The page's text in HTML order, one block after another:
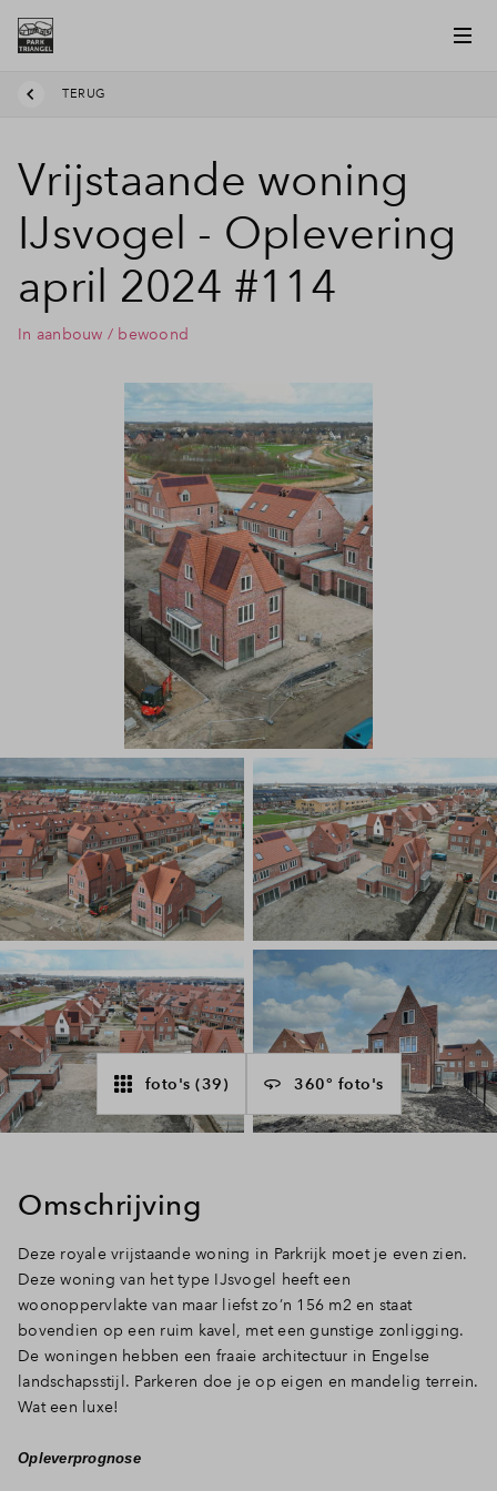
Inloggen
TERUG
Vrijstaande woning
IJsvogel - Oplevering
april 2024 #114
In aanbouw / bewoond
foto's (39) 360° foto's
Omschrijving
Deze royale vrijstaande woning in Parkrijk moet je even zien.
Deze woning van het type IJsvogel heeft een
woonoppervlakte van maar liefst zo’n 156 m2 en staat
bovendien op een ruim kavel, met een gunstige zonligging.
De woningen hebben een fraaie architectuur in Engelse
landschapsstijl. Parkeren doe je op eigen en mandelig terrein.
Wat een luxe!
Opleverprognose